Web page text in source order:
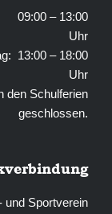
09:00 – 13:00
Uhr
13:00 – 18:00
Uhr
den Schulferien
geschlossen.
und Sportverein